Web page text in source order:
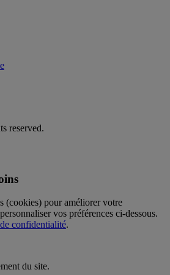
reserved.
(cookies) pour améliorer votre
vos préférences ci-dessous.
confidentialité.
du site.